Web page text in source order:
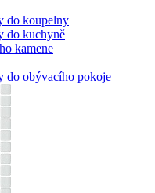
do koupelny
do kuchyně
kamene
do obývacího pokoje